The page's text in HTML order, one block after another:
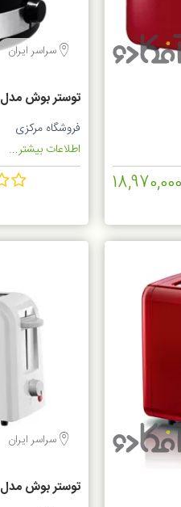
18,970,000
سراسر ایران
توستر بوش مدل TAT7403
فروشگاه مرکزی
اطلاعات بیشتر...
سراسر ایران
توستر بوش مدل TAT3A001